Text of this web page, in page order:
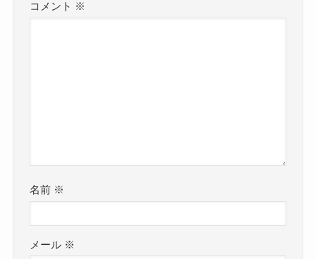
コメント ※
名前 ※
メール ※